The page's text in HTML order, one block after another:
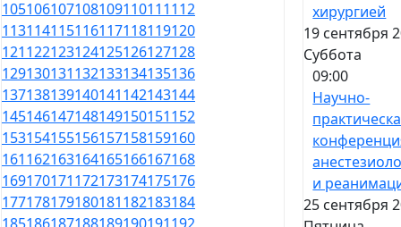
105106107108109110111112
113114115116117118119120
121122123124125126127128
129130131132133134135136
137138139140141142143144
145146147148149150151152
153154155156157158159160
161162163164165166167168
169170171172173174175176
177178179180181182183184
хирургией
19 сентября
Суббота
09:00
Научно-
и
25 сентября